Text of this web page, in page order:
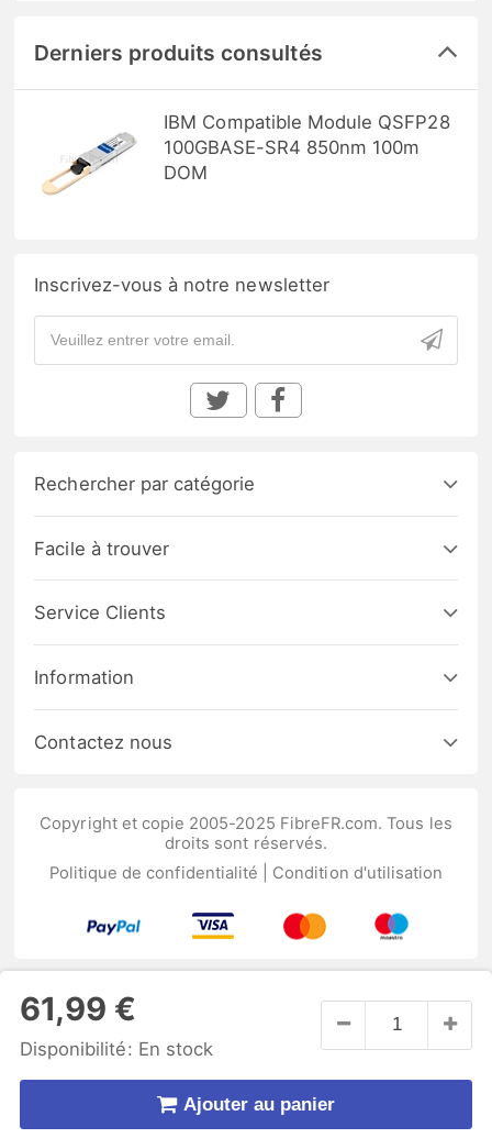
61,99 €
Disponibilité: En stock
Ajouter au panier
Derniers produits consultés
IBM Compatible Module QSFP28
100GBASE-SR4 850nm 100m
DOM
Inscrivez-vous à notre newsletter
Rechercher par catégorie
Facile à trouver
Service Clients
Information
Contactez nous
Copyright et copie 2005-2025 FibreFR.com. Tous les
droits sont réservés.
Politique de confidentialité
Condition d'utilisation